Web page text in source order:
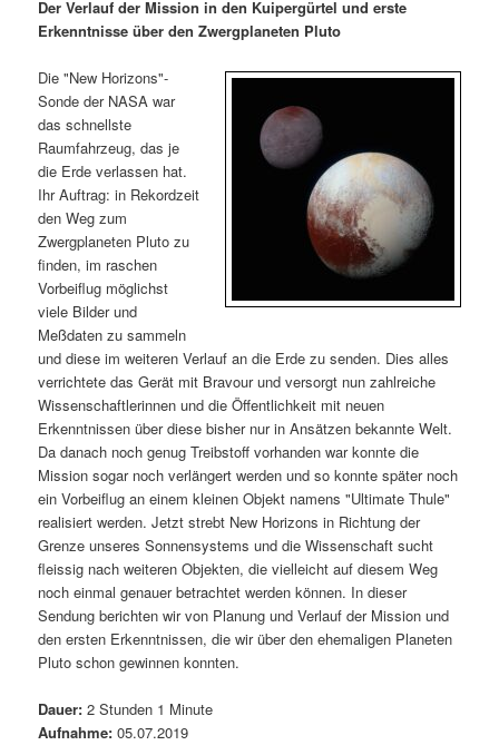
r
e
n
I
n
h
a
l
t
s
p
r
i
n
d
ä
r
e
n
I
n
h
a
l
t
s
p
r
n
a
i
g
a
t
i
o
n
Der Verlauf der Mission in den Kuipergürtel und erste
Erkenntnisse über den Zwergplaneten Pluto
Die "New Horizons"-
Sonde der NASA war
das schnellste
Raumfahrzeug, das je
die Erde verlassen hat.
Ihr Auftrag: in Rekordzeit
den Weg zum
Zwergplaneten Pluto zu
finden, im raschen
Vorbeiflug möglichst
viele Bilder und
Meßdaten zu sammeln
und diese im weiteren Verlauf an die Erde zu senden. Dies alles
verrichtete das Gerät mit Bravour und versorgt nun zahlreiche
Wissenschaftlerinnen und die Öffentlichkeit mit neuen
Erkenntnissen über diese bisher nur in Ansätzen bekannte Welt.
Da danach noch genug Treibstoff vorhanden war konnte die
Mission sogar noch verlängert werden und so konnte später noch
ein Vorbeiflug an einem kleinen Objekt namens "Ultimate Thule"
realisiert werden. Jetzt strebt New Horizons in Richtung der
Grenze unseres Sonnensystems und die Wissenschaft sucht
fleissig nach weiteren Objekten, die vielleicht auf diesem Weg
noch einmal genauer betrachtet werden können. In dieser
Sendung berichten wir von Planung und Verlauf der Mission und
den ersten Erkenntnissen, die wir über den ehemaligen Planeten
Pluto schon gewinnen konnten.
Dauer: 2 Stunden 1 Minute
Aufnahme: 05.07.2019